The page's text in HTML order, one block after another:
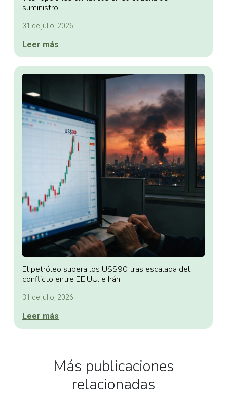
suministro
31 de julio, 2026
Leer más
El petróleo supera los US$90 tras escalada del
conflicto entre EE.UU. e Irán
31 de julio, 2026
Leer más
Más publicaciones
relacionadas